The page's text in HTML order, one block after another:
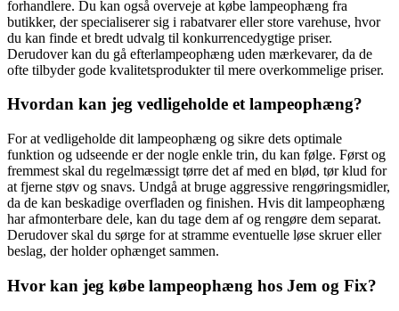
forhandlere. Du kan også overveje at købe lampeophæng fra
butikker, der specialiserer sig i rabatvarer eller store varehuse, hvor
du kan finde et bredt udvalg til konkurrencedygtige priser.
Derudover kan du gå efterlampeophæng uden mærkevarer, da de
ofte tilbyder gode kvalitetsprodukter til mere overkommelige priser.
Hvordan kan jeg vedligeholde et lampeophæng?
For at vedligeholde dit lampeophæng og sikre dets optimale
funktion og udseende er der nogle enkle trin, du kan følge. Først og
fremmest skal du regelmæssigt tørre det af med en blød, tør klud for
at fjerne støv og snavs. Undgå at bruge aggressive rengøringsmidler,
da de kan beskadige overfladen og finishen. Hvis dit lampeophæng
har afmonterbare dele, kan du tage dem af og rengøre dem separat.
Derudover skal du sørge for at stramme eventuelle løse skruer eller
beslag, der holder ophænget sammen.
Hvor kan jeg købe lampeophæng hos Jem og Fix?